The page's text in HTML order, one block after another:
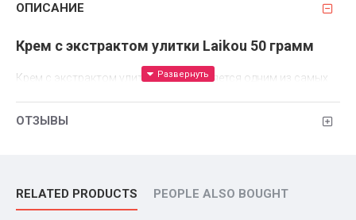
ОПИСАНИЕ
Крем с экстрактом улитки Laikou 50 грамм
Крем с экстрактом улитки Laikou является одним из самых
которая положительно влияет на состояние кожи. Спустя
пятна исчезают. Морщины на коже разглаживаются, все
ОТЗЫВЫ
RELATED PRODUCTS PEOPLE ALSO BOUGHT